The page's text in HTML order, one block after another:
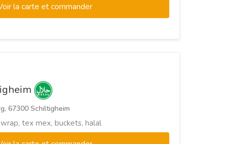
la carte et commander
67300 Schiltigheim
tex mex, buckets, halal